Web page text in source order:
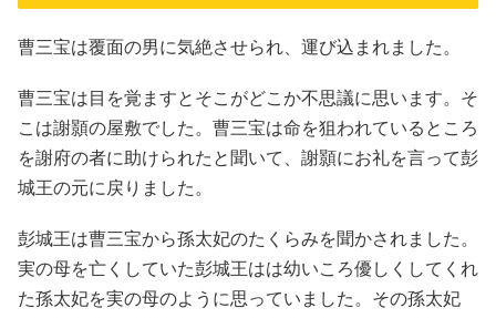
曹三宝は覆面の男に気絶させられ、運び込まれました。
曹三宝は目を覚ますとそこがどこか不思議に思います。そ
こは謝顥の屋敷でした。曹三宝は命を狙われているところ
を謝府の者に助けられたと聞いて、謝顥にお礼を言って彭
城王の元に戻りました。
彭城王は曹三宝から孫太妃のたくらみを聞かされました。
実の母を亡くしていた彭城王はは幼いころ優しくしてくれ
た孫太妃を実の母のように思っていました。その孫太妃